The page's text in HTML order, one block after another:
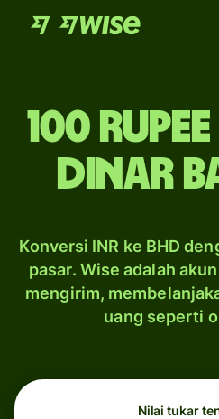
100
dinar
Konversi INR ke BHD
pasar. Wise adalah
mengirim,
uang seperti
Nilai tukar